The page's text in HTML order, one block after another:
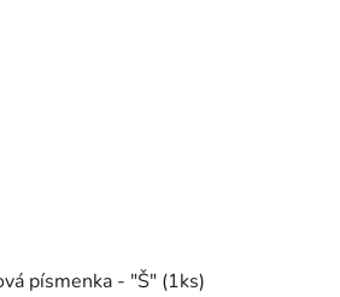
písmenka - "Š" (1ks)